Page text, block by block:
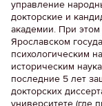
управление
докторские и
академии. При
Ярославском
психологическим
историческим
последние 5 лет
докторских